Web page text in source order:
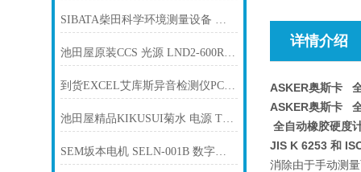
SIBATA柴田科学环境测量设备 数字粉尘仪 AP-632TM
池田屋原装CCS 光源 LND2-600RD产品介绍技术参
到货EXCEL艾库斯异音检测仪PCM-SH听音机马达接收器
池田屋精品KIKUSUI菊水 电源 TOS9301PD产品介绍技术参数
SEM坂本电机 SELN-001B 数字精密水准仪 池田屋现货
详情介绍
ASKER奥斯卡
ASKER奥斯卡
全自动橡胶硬度
JIS K 6253 和
消除由于手动测